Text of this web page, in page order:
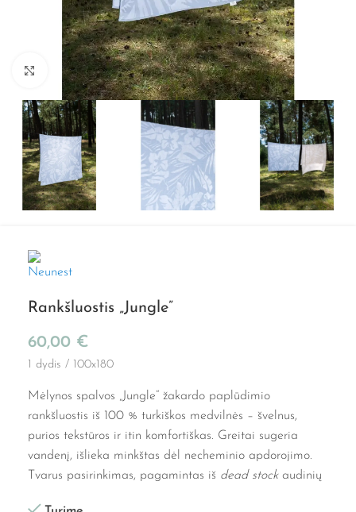
Spustelkite, kad padidintumėte
Rankšluostis „Jungle”
60,00 €
1 dydis / 100x180
Mėlynos spalvos „Jungle“ žakardo paplūdimio
rankšluostis iš 100 % turkiškos medvilnės – švelnus,
purios tekstūros ir itin komfortiškas. Greitai sugeria
vandenį, išlieka minkštas dėl necheminio apdorojimo.
Tvarus pasirinkimas, pagamintas iš dead stockaudinių